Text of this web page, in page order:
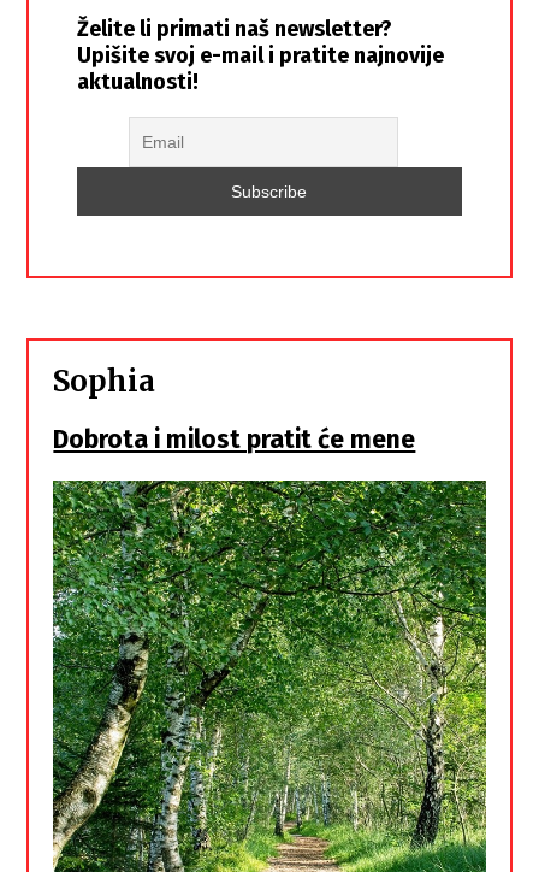
Želite li primati naš newsletter?
Upišite svoj e-mail i pratite najnovije
aktualnosti!
Sophia
Dobrota i milost pratit će mene